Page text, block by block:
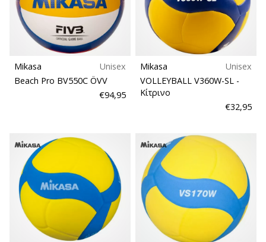
Mikasa
Unisex
Beach Pro BV550C ÖVV
€94,95
Mikasa
Unisex
VOLLEYBALL V360W-SL -
Κίτρινο
€32,95